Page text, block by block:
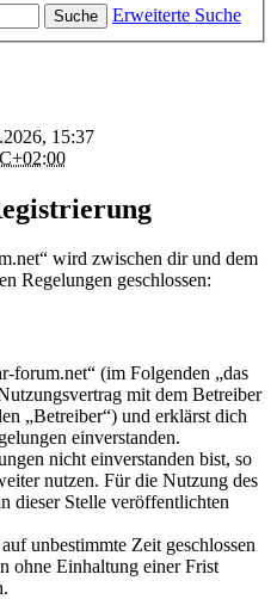
Suche Erweiterte Suche
15:37
wird zwischen dir und dem
Regelungen geschlossen:
forum.net“ (im Folgenden „das
mit dem Betreiber
„Betreiber“) und erklärst dich
einverstanden.
nicht einverstanden bist, so
nutzen. Für die Nutzung des
dieser Stelle veröffentlichten
unbestimmte Zeit geschlossen
ohne Einhaltung einer Frist